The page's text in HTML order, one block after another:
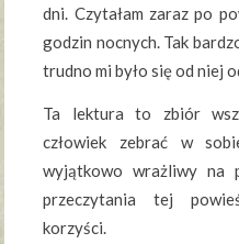
dni. Czytałam zaraz po
godzin nocnych. Tak
trudno mi było się od niej
Ta lektura to zbiór
człowiek zebrać w
wyjątkowo wrażliwy na
przeczytania tej
korzyści.